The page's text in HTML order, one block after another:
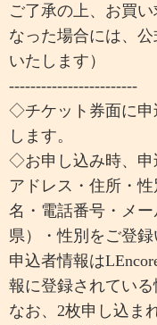
ご了承の上、お買
なった場合には、
いたします）
------------------------
◇チケット券面に申
します。
◇お申し込み時、申
アドレス・住所・
名・電話番号・メ
県）・性別をご登録
申込者情報は
報に登録されている
なお、2枚申し込ま